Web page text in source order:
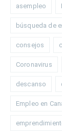
asempleo
búsqueda de
consejos
Coronavirus
descanso
Empleo en